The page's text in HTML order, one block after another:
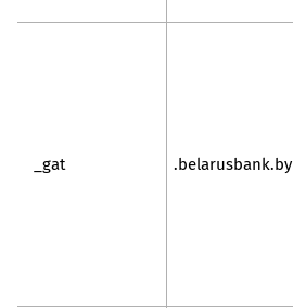
_gat .belarusbank.by